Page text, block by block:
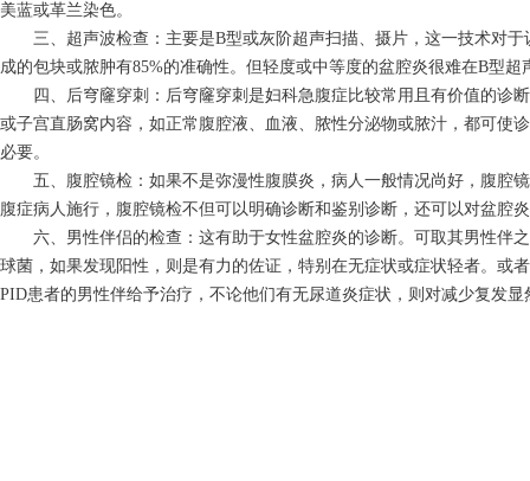
美蓝或革兰染色。
三、超声波检查：主要是B型或灰阶超声扫描、摄片，这一技术对于
成的包块或脓肿有85%的准确性。但轻度或中等度的盆腔炎很难在B型超
四、后穹窿穿刺：后穹窿穿刺是妇科急腹症比较常用且有价值的诊
或子宫直肠窝内容，如正常腹腔液、血液、脓性分泌物或脓汁，都可使
必要。
五、腹腔镜检：如果不是弥漫性腹膜炎，病人一般情况尚好，腹腔
腹症病人施行，腹腔镜检不但可以明确诊断和鉴别诊断，还可以对盆腔
六、男性伴侣的检查：这有助于女性盆腔炎的诊断。可取其男性伴
球菌，如果发现阳性，则是有力的佐证，特别在无症状或症状轻者。或
PID患者的男性伴给予治疗，不论他们有无尿道炎症状，则对减少复发